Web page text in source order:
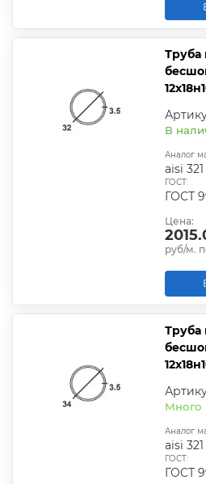
В
aisi 321
ГОСТ:
Цена:
руб/м.
Много
aisi 321
ГОСТ: